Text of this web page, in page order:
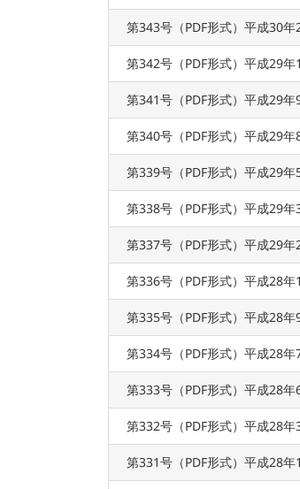
第343号（PDF形式）平成30年
第342号（PDF形式）平成29年
第341号（PDF形式）平成29年
第340号（PDF形式）平成29年
第339号（PDF形式）平成29年
第338号（PDF形式）平成29年
第337号（PDF形式）平成29年
第336号（PDF形式）平成28年
第335号（PDF形式）平成28年
第334号（PDF形式）平成28年
第333号（PDF形式）平成28年
第332号（PDF形式）平成28年
第331号（PDF形式）平成28年